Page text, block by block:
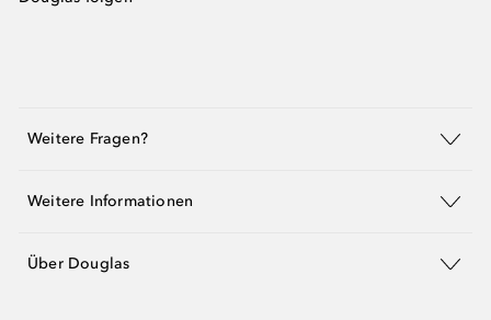
Weitere Fragen?
Weitere Informationen
Über Douglas